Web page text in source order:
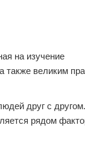
на изучение
также великим
друг с
рядом